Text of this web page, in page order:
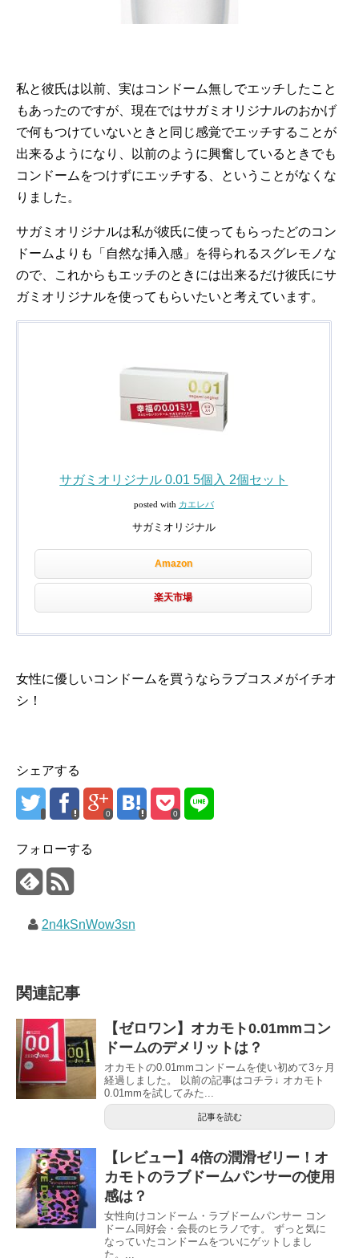
私と彼氏は以前、実はコンドーム無しでエッチしたこと
もあったのですが、現在ではサガミオリジナルのおかげ
で何もつけていないときと同じ感覚でエッチすることが
出来るようになり、以前のように興奮しているときでも
コンドームをつけずにエッチする、ということがなくな
りました。
サガミオリジナルは私が彼氏に使ってもらったどのコン
ドームよりも「自然な挿入感」を得られるスグレモノな
ので、これからもエッチのときには出来るだけ彼氏にサ
ガミオリジナルを使ってもらいたいと考えています。
サガミオリジナル 0.01 5個入 2個セット
posted with カエレバ
サガミオリジナル
Amazon
楽天市場
女性に優しいコンドームを買うならラブコスメがイチオ
シ！
シェアする
0 0
フォローする
2n4kSnWow3sn
関連記事
【ゼロワン】オカモト0.01mmコン
ドームのデメリットは？
オカモトの0.01mmコンドームを使い初めて3ヶ月
経過しました。 以前の記事はコチラ↓ オカモト
0.01mmを試してみた...
記事を読む
【レビュー】4倍の潤滑ゼリー！オ
カモトのラブドームパンサーの使用
感は？
女性向けコンドーム・ラブドームパンサー コン
ドーム同好会・会長のヒラノです。 ずっと気に
なっていたコンドームをついにゲットしまし
た。...